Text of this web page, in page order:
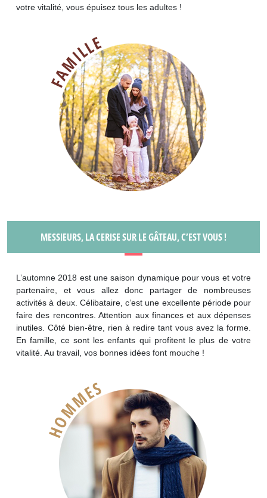
votre vitalité, vous épuisez tous les adultes !
MESSIEURS, LA CERISE SUR LE GÂTEAU, C’EST VOUS !
L’automne 2018 est une saison dynamique pour vous et votre
partenaire, et vous allez donc partager de nombreuses
activités à deux. Célibataire, c’est une excellente période pour
faire des rencontres. Attention aux finances et aux dépenses
inutiles. Côté bien-être, rien à redire tant vous avez la forme.
En famille, ce sont les enfants qui profitent le plus de votre
vitalité. Au travail, vos bonnes idées font mouche !